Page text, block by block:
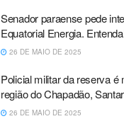
Senador paraense pede
Equatorial Energia.
26 DE MAIO DE 2025
Policial militar da reserva é
região do Chapadão,
26 DE MAIO DE 2025